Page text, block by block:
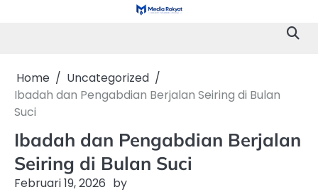
Home
Uncategorized
Ibadah dan Pengabdian Berjalan Seiring di Bulan
Suci
Ibadah dan Pengabdian Berjalan
Seiring di Bulan Suci
Februari 19, 2026 by